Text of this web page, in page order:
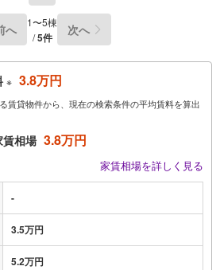
へ
1〜5棟
/5件 次へ
※ 3.8万円
賃貸物件から、現在の検索条件の平均賃料を算出
賃相場 3.8万円
家賃相場を詳しく見る
-
3.5万円
5.2万円